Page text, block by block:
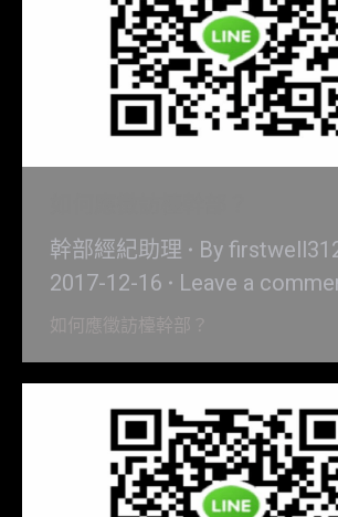
幹部經紀助理 By
2017-12-16
Leave a
如何應徵訪檯幹部？